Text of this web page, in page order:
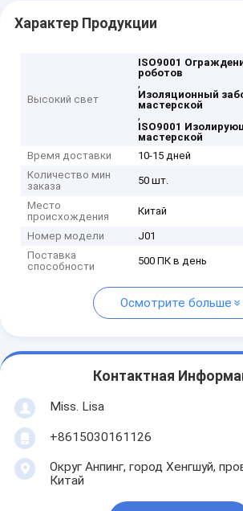
Характер Продукции
Высокий свет
ISO9001
роботов
,
Изоляционный
мастерской
,
ISO9001
мастерской
Время доставки
10-15 дней
Количество мин
заказа
50 шт.
Место
происхождения
Китай
Номер модели
J01
Поставка
способности
500 ПК в день
Осмотрите больше
Контактная
Miss. Lisa
+8615030161126
Округ Анпинг, город Хенгшуй,
Китай